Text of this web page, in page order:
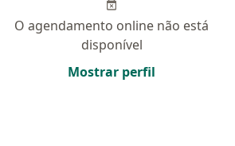
O agendamento online não está
disponível
Mostrar perfil